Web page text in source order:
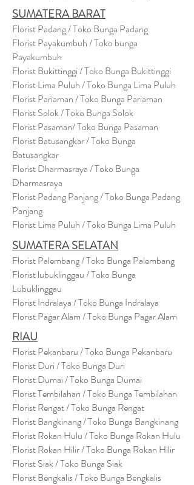
SUMATERA BARAT
Florist Padang / Toko Bunga Padang
Florist Payakumbuh / Toko bunga
Payakumbuh
Florist Bukittinggi / Toko Bunga Bukittinggi
Florist Lima Puluh / Toko Bunga Lima Puluh
Florist Pariaman / Toko Bunga Pariaman
Florist Solok / Toko Bunga Solok
Florist Pasaman/ Toko Bunga Pasaman
Florist Batusangkar / Toko Bunga
Batusangkar
Florist Dharmasraya / Toko Bunga
Dharmasraya
Florist Padang Panjang / Toko Bunga Padang
Panjang
Florist Lima Puluh / Toko Bunga Lima Puluh
SUMATERA SELATAN
Florist Palembang / Toko Bunga Palembang
Florist lubuklinggau / Toko Bunga
Lubuklinggau
Florist Indralaya / Toko Bunga Indralaya
Florist Pagar Alam / Toko Bunga Pagar Alam
RIAU
Florist Pekanbaru / Toko Bunga Pekanbaru
Florist Duri / Toko Bunga Duri
Florist Dumai / Toko Bunga Dumai
Florist Tembilahan / Toko Bunga Tembilahan
Florist Rengat / Toko Bunga Rengat
Florist Bangkinang / Toko Bunga Bangkinang
Florist Rokan Hulu / Toko Bunga Rokan Hulu
Florist Rokan Hilir / Toko Bunga Rokan Hilir
Florist Siak / Toko Bunga Siak
Florist Bengkalis / Toko Bunga Bengkalis